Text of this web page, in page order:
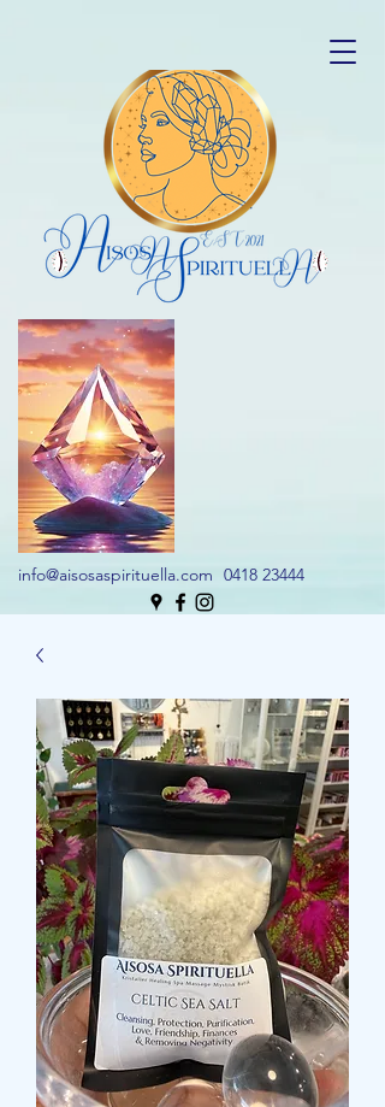
info@aisosaspirituella.com 0418 23444